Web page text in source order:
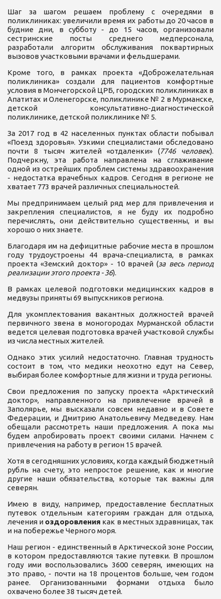
Шаг за шагом решаем проблему с очередями в
поликлиниках: увеличили время их работы до 20 часов в
будние дни, в субботу - до 15 часов, организовали
сестринские посты среднего медперсонала,
разработали алгоритм обслуживания поквартирных
вызовов участковыми врачами и фельдшерами.
Кроме того, в рамках проекта «Доброжелательная
поликлиника» создали для пациентов комфортные
условия в Мончегорской ЦРБ, городских поликлиниках в
Апатитах и Оленегорске, поликлинике № 2 в Мурманске,
детской консультативно-диагностической
поликлинике, детской поликлинике № 5.
За 2017 год в 42 населенных пунктах области побывал
«Поезд здоровья». Узкими специалистами обследовано
почти 8 тысяч жителей «отдаленки» (7746 человек).
Подчеркну, эта работа направлена на сглаживание
одной из острейших проблем системы здравоохранения
- недостатка врачебных кадров. Сегодня в регионе не
хватает 773 врачей различных специальностей.
Мы предпринимаем целый ряд мер для привлечения и
закрепления специалистов, я не буду их подробно
перечислять, они действительно существенны, и вы
хорошо о них знаете.
Благодаря им на дефицитные рабочие места в прошлом
году трудоустроены 44 врача-специалиста, в рамках
проекта «Земский доктор» - 10 врачей (за весь период
реализации этого проекта - 36).
В рамках целевой подготовки медицинских кадров в
медвузы приняты 69 выпускников региона.
Для укомплектования вакантных должностей врачей
первичного звена в моногородах Мурманской области
ведется целевая подготовка врачей участковой службы
из числа местных жителей.
Однако этих усилий недостаточно. Главная трудность
состоит в том, что медики неохотно едут на Север,
выбирая более комфортные для жизни и труда регионы.
Свои предложения по запуску проекта «Арктический
доктор», направленного на привлечение врачей в
Заполярье, мы высказали совсем недавно и в Совете
Федерации, и Дмитрию Анатольевичу Медведеву. Нам
обещали рассмотреть наши предложения. А пока мы
будем апробировать проект своими силами. Начнем с
привлечения на работу в регион 15 врачей.
Хотя в сегодняшних условиях, когда каждый бюджетный
рубль на счету, это непростое решение, как и многие
другие наши обязательства, которые так важны для
северян.
Имею в виду, например, предоставление бесплатных
путевок отдельным категориям граждан для отдыха,
лечения и оздоровления как в местных здравницах, так
и на побережье Черного моря.
Наш регион - единственный в Арктической зоне России,
в котором предоставляются такие путевки. В прошлом
году ими воспользовались 3600 северян, имеющих на
это право, - почти на 18 процентов больше, чем годом
ранее. Организованными формами отдыха было
охвачено более 38 тысяч детей.